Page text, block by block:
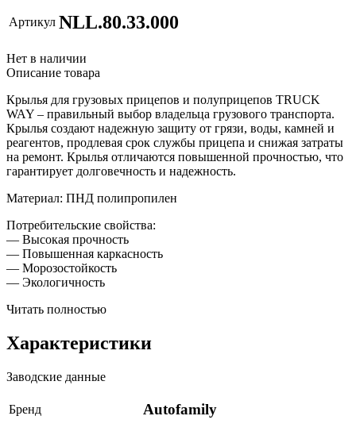
Артикул NLL.80.33.000
Нет в наличии
Описание товара
Крылья для грузовых прицепов и полуприцепов TRUCK
WAY – правильный выбор владельца грузового транспорта.
Крылья создают надежную защиту от грязи, воды, камней и
реагентов, продлевая срок службы прицепа и снижая затраты
на ремонт. Крылья отличаются повышенной прочностью, что
гарантирует долговечность и надежность.
Материал: ПНД полипропилен
Потребительские свойства:
— Высокая прочность
— Повышенная каркасность
— Морозостойкость
— Экологичность
Читать полностью
Характеристики
Заводские данные
Бренд Autofamily